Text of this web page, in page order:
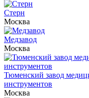
Стерн
Москва
Медзавод
Москва
Тюменский завод
инструментов
Москва